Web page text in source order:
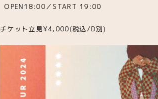
OPEN18:00／START 19:00
チケット立見¥4,000(税込/D別)